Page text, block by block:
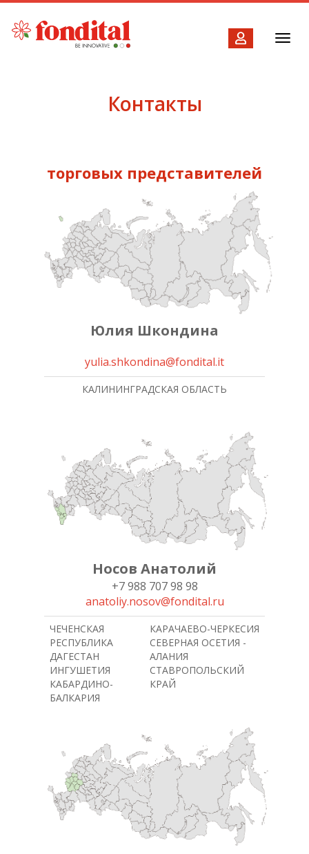
Контакты
торговых представителей
Юлия Шкондина
yulia.shkondina@fondital.it
КАЛИНИНГРАДСКАЯ ОБЛАСТЬ
Носов Анатолий
+7 988 707 98 98
anatoliy.nosov@fondital.ru
ЧЕЧЕНСКАЯ
РЕСПУБЛИКА
ДАГЕСТАН
ИНГУШЕТИЯ
КАБАРДИНО-
БАЛКАРИЯ
КАРАЧАЕВО-ЧЕРКЕСИЯ
СЕВЕРНАЯ ОСЕТИЯ -
АЛАНИЯ
СТАВРОПОЛЬСКИЙ
КРАЙ